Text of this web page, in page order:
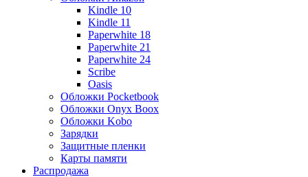
Kindle 10
Kindle 11
Paperwhite 18
Paperwhite 21
Paperwhite 24
Scribe
Oasis
Обложки Pocketbook
Обложки Onyx Boox
Обложки Kobo
Зарядки
Защитные пленки
Карты памяти
Распродажа